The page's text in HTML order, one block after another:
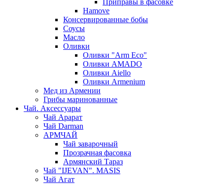
Приправы в фасовке
Hamove
Консервированные бобы
Соусы
Масло
Оливки
Оливки "Arm Eco"
Оливки AMADO
Оливки Aiello
Оливки Armenium
Мед из Армении
Грибы маринованные
Чай. Аксессуары
Чай Арарат
Чай Darman
АРМЧАЙ
Чай заварочный
Прозрачная фасовка
Армянский Тараз
Чай "IJEVAN". MASIS
Чай Агат